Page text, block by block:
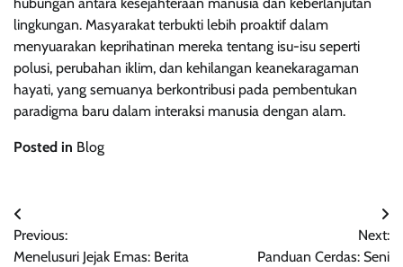
hubungan antara kesejahteraan manusia dan keberlanjutan
lingkungan. Masyarakat terbukti lebih proaktif dalam
menyuarakan keprihatinan mereka tentang isu-isu seperti
polusi, perubahan iklim, dan kehilangan keanekaragaman
hayati, yang semuanya berkontribusi pada pembentukan
paradigma baru dalam interaksi manusia dengan alam.
Posted in Blog
Post
navigation
Previous:
Menelusuri Jejak Emas: Berita
Next:
Panduan Cerdas: Seni